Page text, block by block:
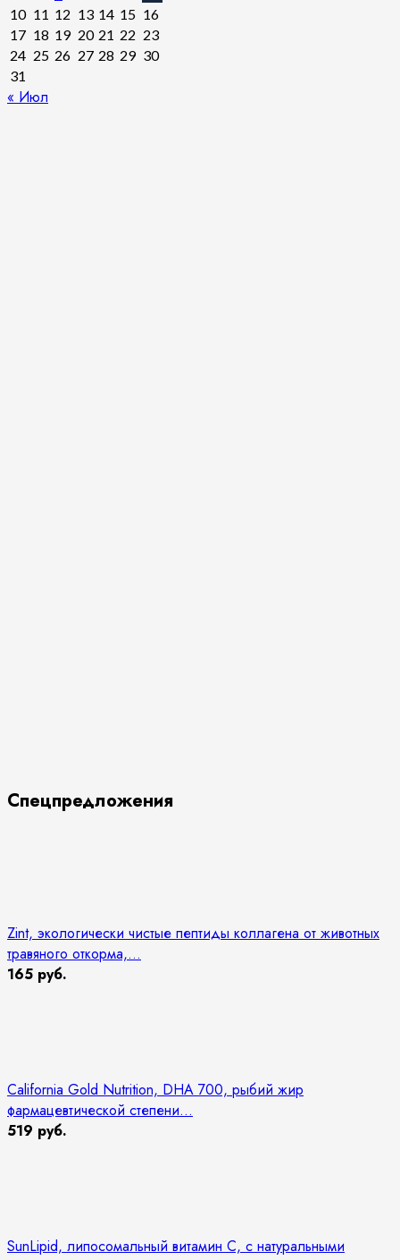
10 11 12 13 14 15 16
17 18 19 20 21 22 23
24 25 26 27 28 29 30
31
« Июл
Спецпредложения
Zint, экологически чистые пептиды коллагена от животных
травяного откорма,...
165 руб.
California Gold Nutrition, DHA 700, рыбий жир
фармацевтической степени...
519 руб.
SunLipid, липосомальный витамин C, с натуральными